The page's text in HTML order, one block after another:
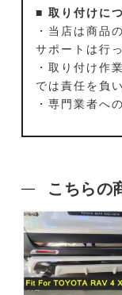
■ 取り付けに
・当店は商品
サポートは行
・取り付け作
では責任を負
・専門業者へ
こちらの